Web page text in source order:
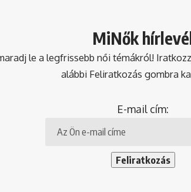
MiNők
le a legfrissebb női témákról!
alábbi Feliratkozás gombra
E-mail cím: